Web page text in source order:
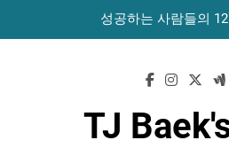
성공하는 사람들의 12
노화를 늦추기
TJ